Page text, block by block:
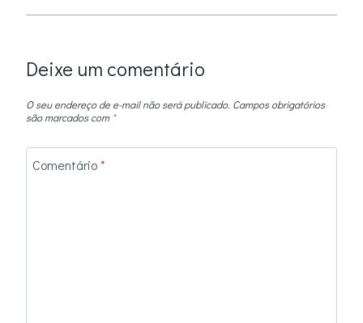
Deixe um comentário
O seu endereço de e-mail não será publicado. Campos obrigatórios
são marcados com *
Comentário*